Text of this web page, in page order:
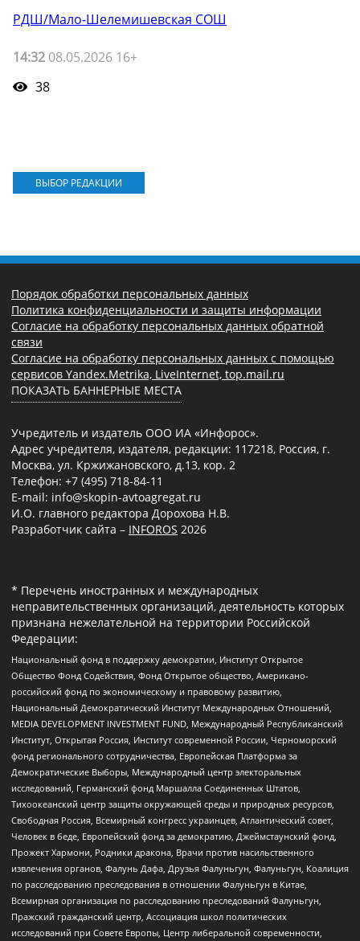
РДШ/Мало-Шелемишевская СОШ
14:32 08.05.2026 16+
38
ВЫБОР РЕДАКЦИИ
Порядок обработки персональных данных
Политика конфиденциальности и защиты информации
Согласие на обработку персональных данных обратной
связи
Согласие на обработку персональных данных с помощью
сервисов Yandex.Metrika, LiveInternet, top.mail.ru
ПОКАЗАТЬ БАННЕРНЫЕ МЕСТА
Учредитель и издатель ООО ИА «Инфорос».
Адрес учредителя, издателя, редакции: 117218, Россия, г.
Москва, ул. Кржижановского, д.13, кор. 2
Телефон: +7 (495) 718-84-11
E-mail: info@skopin-avtoagregat.ru
И.О. главного редактора Дорохова Н.В.
Разработчик сайта – INFOROS 2026
* Перечень иностранных и международных
неправительственных организаций, деятельность которых
признана нежелательной на территории Российской
Федерации:
Национальный фонд в поддержку демократии, Институт Открытое
Общество Фонд Содействия, Фонд Открытое общество, Американо-
российский фонд по экономическому и правовому развитию,
Национальный Демократический Институт Международных Отношений,
MEDIA DEVELOPMENT INVESTMENT FUND, Международный Республиканский
Институт, Открытая Россия, Институт современной России, Черноморский
фонд регионального сотрудничества, Европейская Платформа за
Демократические Выборы, Международный центр электоральных
исследований, Германский фонд Маршалла Соединенных Штатов,
Тихоокеанский центр защиты окружающей среды и природных ресурсов,
Свободная Россия, Всемирный конгресс украинцев, Атлантический совет,
Человек в беде, Европейский фонд за демократию, Джеймстаунский фонд,
Прожект Хармони, Родники дракона, Врачи против насильственного
извлечения органов, Фалунь Дафа, Друзья Фалуньгун, Фалуньгун, Коалиция
по расследованию преследования в отношении Фалуньгун в Китае,
Всемирная организация по расследованию преследований Фалуньгун,
Пражский гражданский центр, Ассоциация школ политических
исследований при Совете Европы, Центр либеральной современности,